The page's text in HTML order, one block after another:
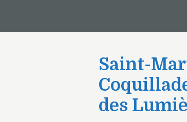
Saint-
des